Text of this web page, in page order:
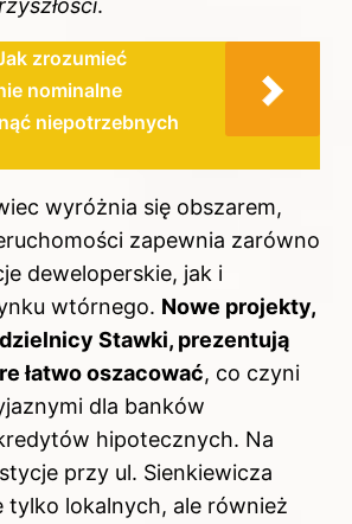
.
zrozumieć
nominalne
niepotrzebnych
wyróżnia się obszarem,
zapewnia zarówno
deweloperskie, jak i
wtórnego. Nowe projekty,
dzielnicy Stawki, prezentują
łatwo oszacować, co czyni
dla banków
hipotecznych. Na
przy ul. Sienkiewicza
tylko lokalnych, ale również